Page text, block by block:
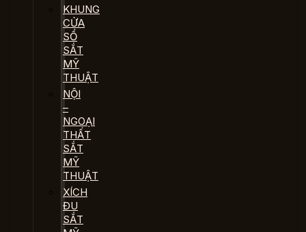
KHUNG
CỬA
SỔ
SẮT
MỸ
THUẬT
NỘI
–
NGOẠI
THẤT
SẮT
MỸ
THUẬT
XÍCH
ĐU
SẮT